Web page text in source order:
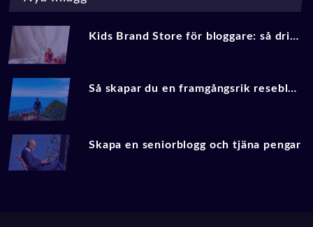
Kids Brand Store för bloggare: så driver du trafik och affiliate‑intäkter med barnmode 2025
Så skapar du en framgångsrik reseblogg 2025
Skapa en seniorblogg och tjäna pengar